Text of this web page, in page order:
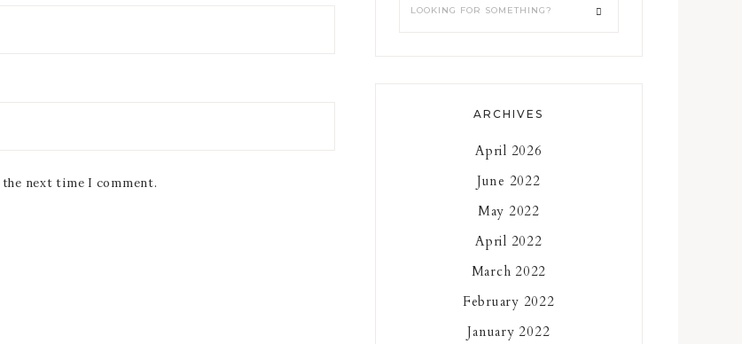
next time I comment.
ARCHIVES
April 2026
June 2022
May 2022
April 2022
March 2022
February 2022
January 2022